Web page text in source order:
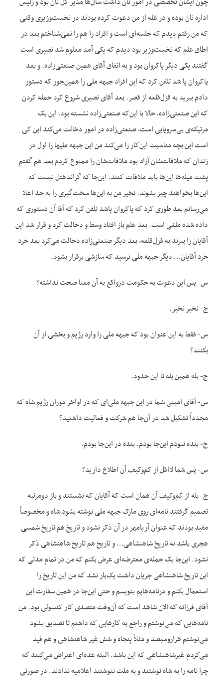
اداره نان بوده و در غله از من دعوت کرده بودند در نخست‌وزیری وقتی
که من رفتم دیدم که جلسه‌ای است و افراد را هم را نمی‌شناختم بعد در
اطاق علم که نخست‌وزیر بود دیدم که یکی آمد معلوم شد نصیری است
گفتند یکی دیگر پاکروان بود و به اتفاق آقای همین صنعتی‌زاده. و بعد
پاکروان پا شد تلفن کرد که این افراد جبهه ملی را همین‌جور که دستور
دادم ببرید به قزل‌قلعه از قصر. بعد آقای نصیری شروع کرد حمله کردن
که این صنعتی‌زاده، حالا با این‌که صنعتی‌زاده نشسته بود، این یک
مرتیکه‌ی بی‌سروپایی است، صنعتی‌زاده در امور دخالت می‌کند این کی
است این بچه مناسبت این‌کار را می‌کند من این جبهه ملیها را اول در
زندان که ملاقات‌شان آزاد بود ملاقات‌شان را ممنوع کردم بعد هم گفتم
پشت میله‌ها این‌ها باید ملاقات کنند. این‌جا که گراندهتل نیست که
این‌ها بخواهند چیز بشوند. نخیر من به این‌ها سخت‌گیری را به حد اعلا
می‌رسانم بعد طوری کرد که پاکروان پاشد تلفن کرد که آقا آن دستوری که
داده شده ملغی است. بعد علم باز افتاد وسط و دخالت کرد و قرار شد این
آقایان را ببرند به قزل‌قلعه، بعد دیگر صنعتی‌زاده دخالت می‌کرد بعد خرد
خرد آقایان… دیگر جبهه ملی نرسید که سازشی برقرار بشود.
س- پس این دعوت به حکومت درواقع به آن معنا صحت نداشته؟
ج- نخیر نخیر.
س- فقط به این عنوان بود که جبهه ملی را وارد رژیم و بخشی از آن
بکنند؟
ج- بله همین بله تا این حدود.
س- آقای امینی شما در این جبهه ملی‌ای که در اواخر دوران رژیم شاه که
مجدداً تشکیل شد در آن‌جا هم شرکت و فعالیت داشتید؟
ج- بنده نبودم این‌جا بودم. بنده در این‌جا بودم.
س- پس شما لااقل از کم‌وکیف آن اطلاع دارید؟
ج- بله از کم‌وکیف آن همان است که آقایان که نشستند و باز دومرتبه
تصمیم گرفتند نامه‌ای روی مارک جبهه ملی نوشته بشود شاه و مخصوصاً
مقید بودند که عنوان آریامهر در آن ذکر نشود و تاریخ هم تاریخ شمسی
هجری باشد نه تاریخ شاهنشاهی… و تاریخ هم تاریخ شاهنشاهی ذکر
نشود. این‌جا یک جمله‌ی معترضه‌ای عرض بکنم که من در تمام مدتی که
این تاریخ شاهنشاهی جریان داشت یک‌بار نشد که من این تاریخ را
استعمال بکنم و درنامه‌هایم بنویسم و حتی این‌جا در همین سفارت این
آقای فرزانه که الان شاهد است که آن‌وقت متصدی کار کنسولی بود. من
نامه‌هایی که می‌نوشتم و راجع به کارهایی که داشتم تا تصدیق بشود
می‌نوشتم هزاروسیصد و مثلاً پنجاه و شش غیر شاهنشاهی و هم قید
می‌کردم غیرشاهنشاهی که این باشد. البته عده‌ای اعتراض می‌کنند که
چرا نامه را به شاه نوشتند و به ملت ننوشتند اعلامیه ندادند. در صورتی